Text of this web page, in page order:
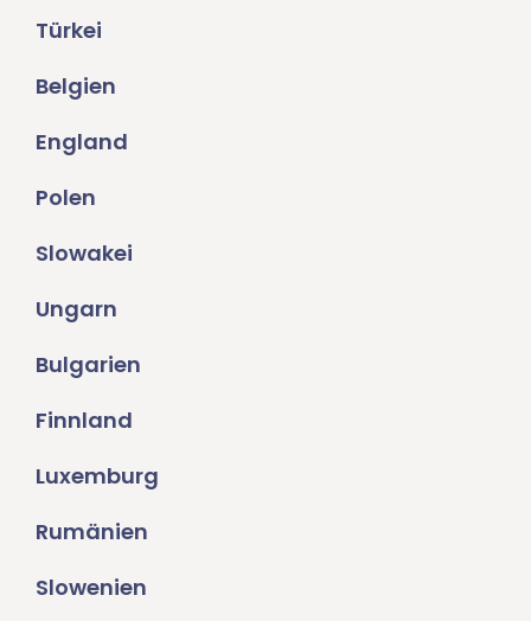
Türkei
Belgien
England
Polen
Slowakei
Ungarn
Bulgarien
Finnland
Luxemburg
Rumänien
Slowenien